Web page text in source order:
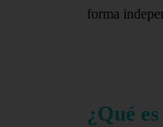
forma
¿Qué